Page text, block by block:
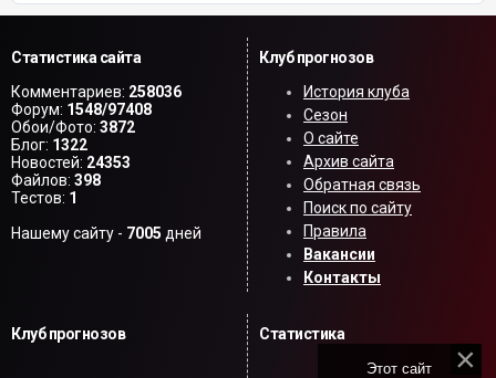
Статистика сайта
Комментариев: 258036
Форум: 1548/97408
Обои/Фото: 3872
Блог: 1322
Новостей: 24353
Файлов: 398
Тестов: 1
Нашему сайту - 7005 дней
Клуб прогнозов
История клуба
Сезон
О сайте
Архив сайта
Обратная связь
Поиск по сайту
Правила
Вакансии
Контакты
Клуб прогнозов Статистика
Этот сайт